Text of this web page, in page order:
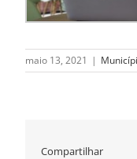
maio 13, 2021 |
Compartilhar